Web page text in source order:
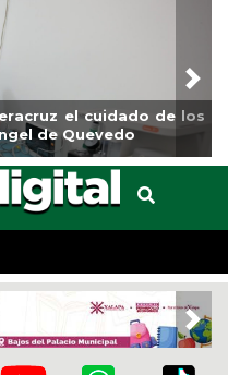
el cuidado de los
Quevedo
La
de